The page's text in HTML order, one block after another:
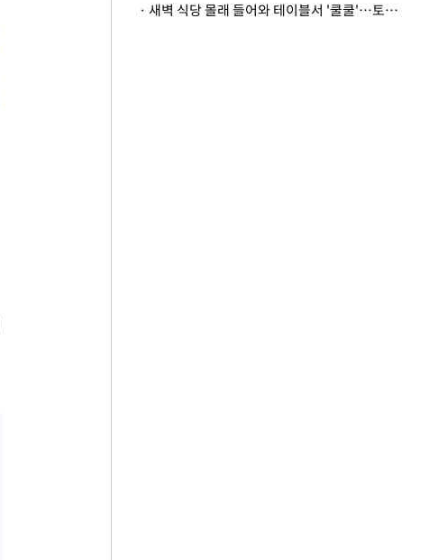
· 새벽 식당 몰래 들어와 테이블서 '쿨쿨'…토사물 남기고 사라진 남성